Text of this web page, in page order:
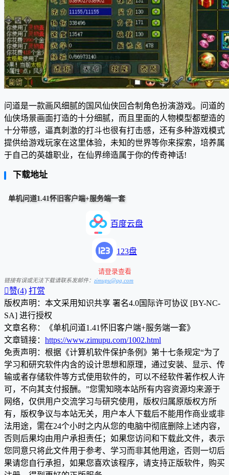
问道是一款画风细腻的国风仙侠回合制角色扮演游戏。问道的
仙侠场景画面打造的十分细腻，而且里面的人物模型都塑造的
十分带感，逼真刺激的打斗也很有打击感，还有多种游戏模式
提供给游戏玩家在这里体验，未知的世界等你来探索，培养属
于自己的英雄职业，在仙界缔造属于你的传奇神话!
下载地址
单机问道1.41怀旧客户端+服务端一套
百度云盘
123盘
请登录查看
链接有误或无法下载请联系发邮件： zimupu@qq.com
赞(4) 打赏
版权声明：本文采用知识共享 署名4.0国际许可协议 [BY-NC-
SA] 进行授权
文章名称：《单机问道1.41怀旧客户端+服务端一套》
文章链接： https://www.zimupu.com/1002.html
免责声明：根据《计算机软件保护条例》第十七条规定“为了
学习和研究软件内含的设计思想和原理，通过安装、显示、传
输或者存储软件等方式使用软件的，可以不经软件著作权人许
可，不向其支付报酬。”您需知晓本站所有内容资源均来源于
网络，仅供用户交流学习与研究使用，版权归属原版权方所
有，版权争议与本站无关，用户本人下载后不能用作商业或非
法用途，需在24个小时之内从您的电脑中彻底删除上述内容，
否则后果均由用户承担责任；如果您访问和下载此文件，表示
您同意只将此文件用于参考、学习而非其他用途，否则一切后
果请您自行承担，如果您喜欢该程序，请支持正版软件，购买